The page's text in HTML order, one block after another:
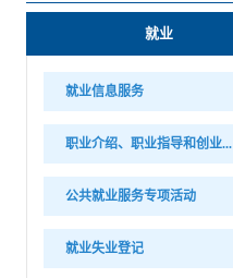
就业
就业信息服务
职业介绍、职业指导和创业...
公共就业服务专项活动
就业失业登记